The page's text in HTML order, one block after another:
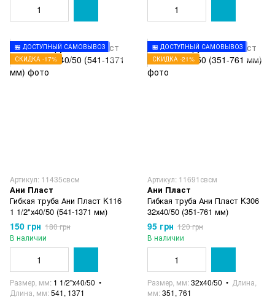
🏪 ДОСТУПНЫЙ САМОВЫВОЗ
СКИДКА -17%
Артикул: 11435свсм
Ани Пласт
Гибкая труба Ани Пласт K116
1 1/2"х40/50 (541-1371 мм)
150 грн 180 грн
В наличии
Размер, мм 1 1/2"х40/50
Длина, мм 541, 1371
🏪 ДОСТУПНЫЙ САМОВЫВОЗ
СКИДКА -21%
Артикул: 11691свсм
Ани Пласт
Гибкая труба Ани Пласт K306
32х40/50 (351-761 мм)
95 грн 120 грн
В наличии
Размер, мм 32х40/50
Длина,
мм 351, 761